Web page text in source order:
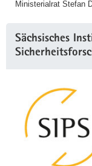
Ministerialrat Stefan
Sächsisches